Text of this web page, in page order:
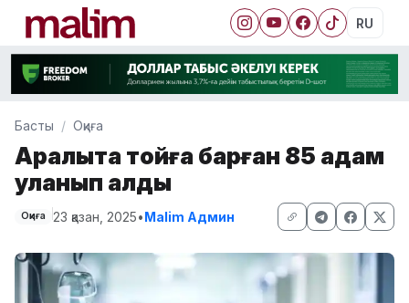
RU
Басты Оқиға
Арқалықта тойға барған 85 адам
уланып қалды
Оқиға 23 қазан, 2025•Malim Админ